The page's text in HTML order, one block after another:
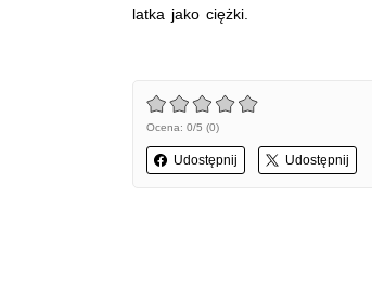
latka jako ciężki.
Ocena: 0/5 (0)
Udostępnij Udostępnij